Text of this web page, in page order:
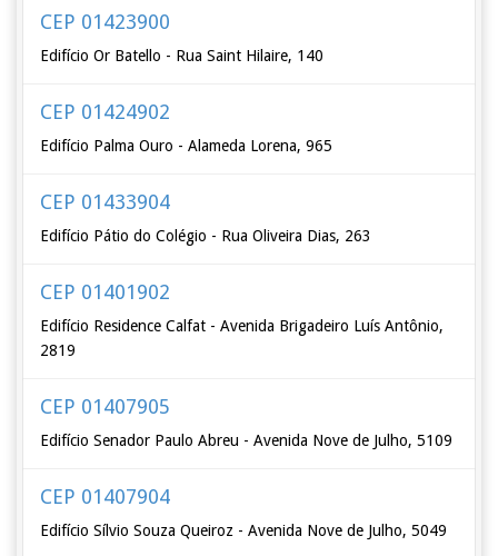
CEP 01423900
Edifício Or Batello - Rua Saint Hilaire, 140
CEP 01424902
Edifício Palma Ouro - Alameda Lorena, 965
CEP 01433904
Edifício Pátio do Colégio - Rua Oliveira Dias, 263
CEP 01401902
Edifício Residence Calfat - Avenida Brigadeiro Luís Antônio,
2819
CEP 01407905
Edifício Senador Paulo Abreu - Avenida Nove de Julho, 5109
CEP 01407904
Edifício Sílvio Souza Queiroz - Avenida Nove de Julho, 5049